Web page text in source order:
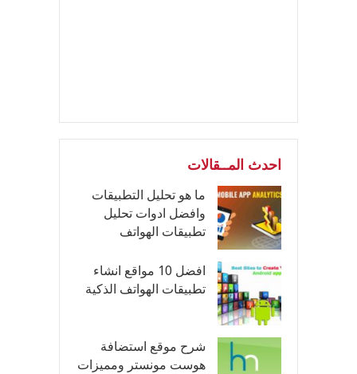
احدث المــقالات
ما هو تحليل التطبيقات
وافضل ادوات تحليل
تطبيقات الهواتف
افضل 10 مواقع انشاء
تطبيقات الهواتف الذكية
شرح موقع استضافة
هوست مونستر ومميزات